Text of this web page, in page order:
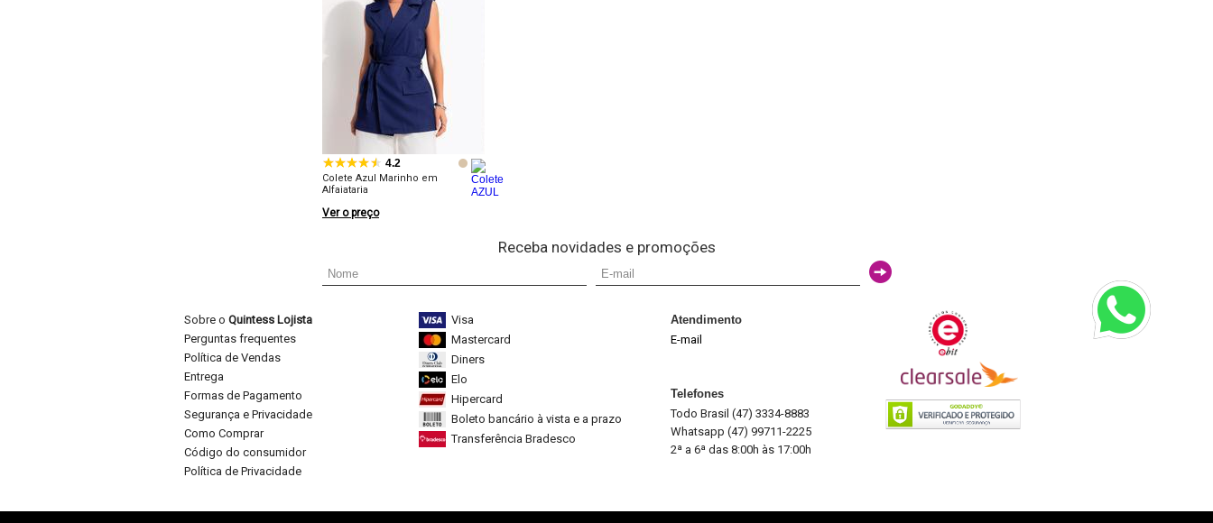
4.2
Colete Azul Marinho em
Alfaiataria
Ver o preço
Receba novidades e promoções
Sobre o Quintess Lojista
Perguntas frequentes
Política de Vendas
Entrega
Formas de Pagamento
Segurança e Privacidade
Como Comprar
Código do consumidor
Política de Privacidade
Visa
Mastercard
Diners
Elo
Hipercard
Boleto bancário à vista e a prazo
Transferência Bradesco
Atendimento
E-mail
Telefones
Todo Brasil (47) 3334-8883
Whatsapp (47) 99711-2225
2ª a 6ª das 8:00h às 17:00h